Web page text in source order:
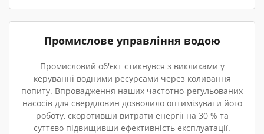
Промислове управління водою
Промисловий об'єкт стикнувся з викликами у
керуванні водними ресурсами через коливання
попиту. Впровадження наших частотно-регульованих
насосів для свердловин дозволило оптимізувати його
роботу, скоротивши витрати енергії на 30 % та
суттєво підвищивши ефективність експлуатації.